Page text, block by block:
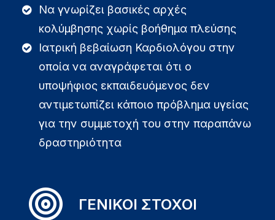
Να γνωρίζει βασικές αρχές
κολύμβησης χωρίς βοήθημα πλεύσης
Ιατρική βεβαίωση Καρδιολόγου στην
οποία να αναγράφεται ότι ο
υποψήφιος εκπαιδευόμενος δεν
αντιμετωπίζει κάποιο πρόβλημα υγείας
για την συμμετοχή του στην παραπάνω
δραστηριότητα
ΓΕΝΙΚΟΙ ΣΤΟΧΟΙ